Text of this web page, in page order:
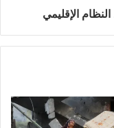
الإقليمي